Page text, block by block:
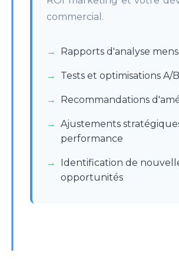
commercial.
Rapports d'analyse
Tests et optimisations A/B
Recommandations
Ajustements
performance
Identification de
opportunités